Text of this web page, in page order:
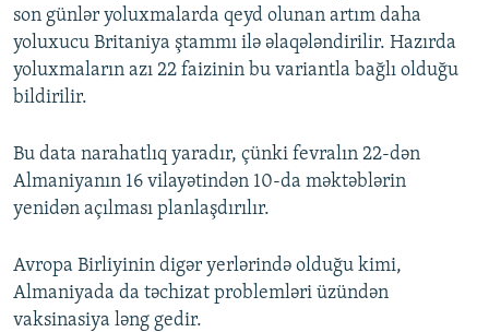
son günlər yoluxmalarda qeyd olunan artım daha
yoluxucu Britaniya ştammı ilə əlaqələndirilir. Hazırda
yoluxmaların azı 22 faizinin bu variantla bağlı olduğu
bildirilir.
Bu data narahatlıq yaradır, çünki fevralın 22-dən
Almaniyanın 16 vilayətindən 10-da məktəblərin
yenidən açılması planlaşdırılır.
Avropa Birliyinin digər yerlərində olduğu kimi,
Almaniyada da təchizat problemləri üzündən
vaksinasiya ləng gedir.